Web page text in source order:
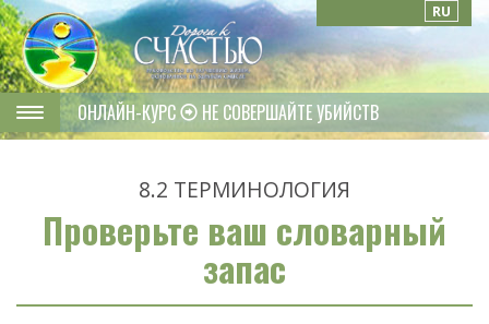
RU
ОНЛАЙН-КУРС НЕ СОВЕРШАЙТЕ УБИЙСТВ
8.2 ТЕРМИНОЛОГИЯ
Проверьте ваш словарный
запас